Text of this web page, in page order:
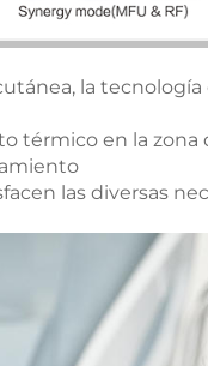
la
térmico en la zona
las diversas